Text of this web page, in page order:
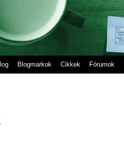
Blogmarkok Cikkek Fórumok